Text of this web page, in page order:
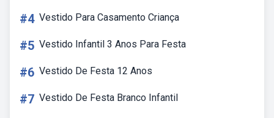
#4 Vestido Para Casamento Criança
#5 Vestido Infantil 3 Anos Para Festa
#6 Vestido De Festa 12 Anos
#7 Vestido De Festa Branco Infantil